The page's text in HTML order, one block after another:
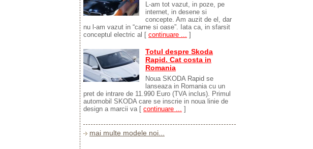
L-am tot vazut, in poze, pe
internet, in desene si
concepte. Am auzit de el, dar
nu l-am vazut in “carne si oase”. Iata ca, in sfarsit
conceptul electric al [ continuare ... ]
Totul despre Skoda
Rapid. Cat costa in
Romania
Noua SKODA Rapid se
lanseaza in Romania cu un
pret de intrare de 11.990 Euro (TVA inclus). Primul
automobil SKODA care se inscrie in noua linie de
design a marcii va [ continuare ... ]
mai multe modele noi...